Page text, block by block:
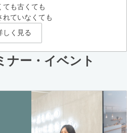
ても古くても
れていなくても
しく見る
ナー・イベント